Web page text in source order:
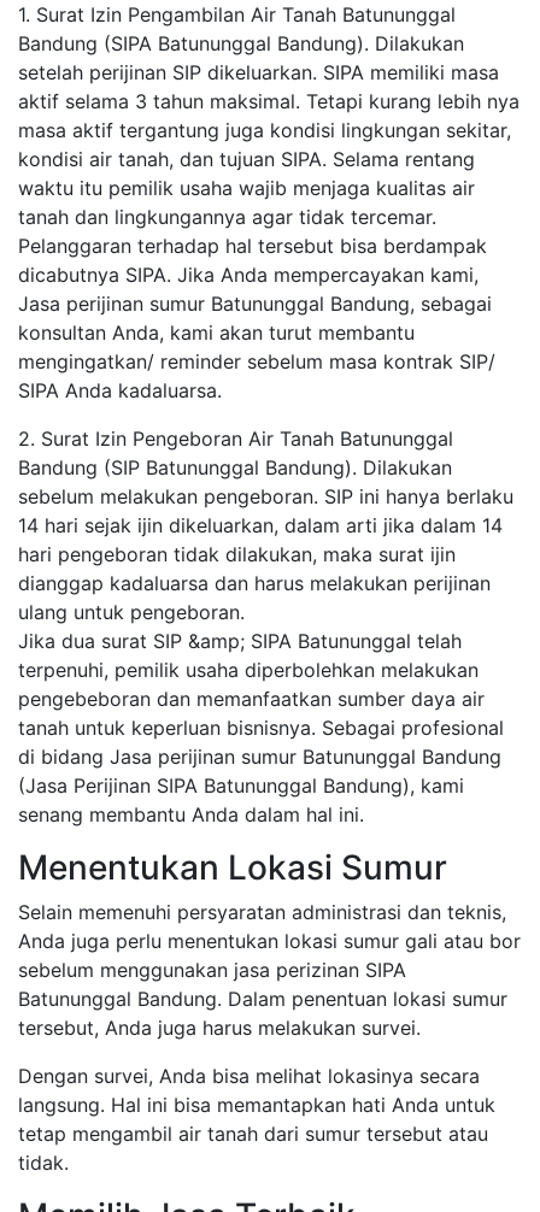
1. Surat Izin Pengambilan Air Tanah Batununggal
Bandung (SIPA Batununggal Bandung). Dilakukan
setelah perijinan SIP dikeluarkan. SIPA memiliki masa
aktif selama 3 tahun maksimal. Tetapi kurang lebih nya
masa aktif tergantung juga kondisi lingkungan sekitar,
kondisi air tanah, dan tujuan SIPA. Selama rentang
waktu itu pemilik usaha wajib menjaga kualitas air
tanah dan lingkungannya agar tidak tercemar.
Pelanggaran terhadap hal tersebut bisa berdampak
dicabutnya SIPA. Jika Anda mempercayakan kami,
Jasa perijinan sumur Batununggal Bandung, sebagai
konsultan Anda, kami akan turut membantu
mengingatkan/ reminder sebelum masa kontrak SIP/
SIPA Anda kadaluarsa.
2. Surat Izin Pengeboran Air Tanah Batununggal
Bandung (SIP Batununggal Bandung). Dilakukan
sebelum melakukan pengeboran. SIP ini hanya berlaku
14 hari sejak ijin dikeluarkan, dalam arti jika dalam 14
hari pengeboran tidak dilakukan, maka surat ijin
dianggap kadaluarsa dan harus melakukan perijinan
ulang untuk pengeboran.
Jika dua surat SIP &amp; SIPA Batununggal telah
terpenuhi, pemilik usaha diperbolehkan melakukan
pengebeboran dan memanfaatkan sumber daya air
tanah untuk keperluan bisnisnya. Sebagai profesional
di bidang Jasa perijinan sumur Batununggal Bandung
(Jasa Perijinan SIPA Batununggal Bandung), kami
senang membantu Anda dalam hal ini.
Menentukan Lokasi Sumur
Selain memenuhi persyaratan administrasi dan teknis,
Anda juga perlu menentukan lokasi sumur gali atau bor
sebelum menggunakan jasa perizinan SIPA
Batununggal Bandung. Dalam penentuan lokasi sumur
tersebut, Anda juga harus melakukan survei.
Dengan survei, Anda bisa melihat lokasinya secara
langsung. Hal ini bisa memantapkan hati Anda untuk
tetap mengambil air tanah dari sumur tersebut atau
tidak.